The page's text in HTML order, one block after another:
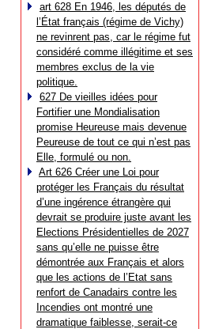
art 628 En 1946, les députés de
l’État français (régime de Vichy)
ne revinrent pas, car le régime fut
considéré comme illégitime et ses
membres exclus de la vie
politique.
627 De vieilles idées pour
Fortifier une Mondialisation
promise Heureuse mais devenue
Peureuse de tout ce qui n’est pas
Elle, formulé ou non.
Art 626 Créer une Loi pour
protéger les Français du résultat
d’une ingérence étrangère qui
devrait se produire juste avant les
Elections Présidentielles de 2027
sans qu’elle ne puisse être
démontrée aux Français et alors
que les actions de l’Etat sans
renfort de Canadairs contre les
Incendies ont montré une
dramatique faiblesse, serait-ce